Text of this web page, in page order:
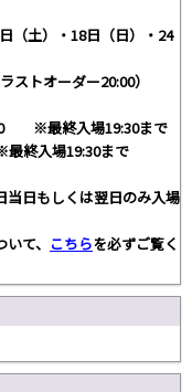
（土）・18日（日）・24
トオーダー20:00）
※最終入場19:30まで
終入場19:30まで
当日もしくは翌日のみ入場
て、 こちらを必ずご覧く